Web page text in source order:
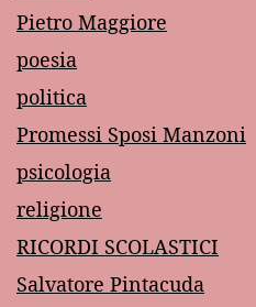
Pietro Maggiore
poesia
politica
Promessi Sposi Manzoni
psicologia
religione
RICORDI SCOLASTICI
Salvatore Pintacuda